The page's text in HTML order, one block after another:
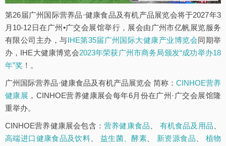
第26届广州国际营养品·健康食品及有机产品展览会将于2027年3
月10-12日在广州•广交会展馆举行，展会由广州市亿帆展览服务
有限公司主办，与IHE第35届广州国际大健康产业博览会同期举
办，IHE大健康博览会2023年荣获广州市商务局颁发“成功举办18
年”奖 ！。
广州国际营养品·健康食品及有机产品展览会 简称： CINHOE营养
健康展 ，CINHOE营养健康展会每年6月份在广州·广交会展馆隆
重举办。
CINHOE营养健康展会包含： 营养健康食品 有机食品及用品
高端进口健康食品及饮料
益生菌、酵素 新资源食品 植物